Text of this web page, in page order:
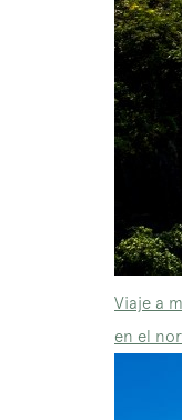
Viaje a
en el